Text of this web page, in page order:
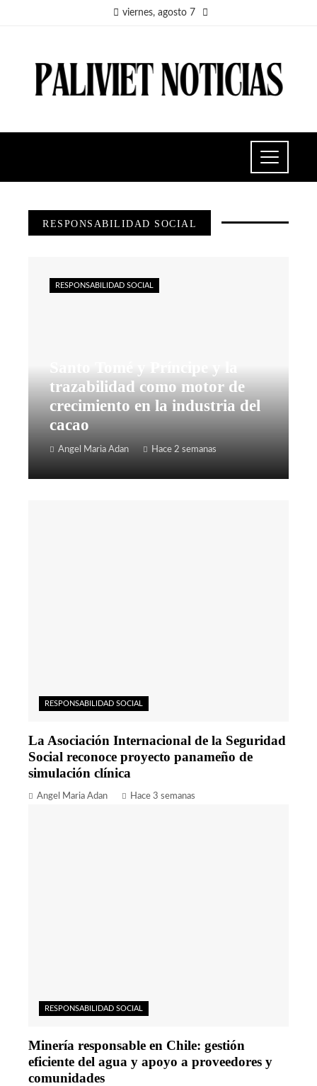
viernes, agosto 7
RESPONSABILIDAD SOCIAL
trazabilidad como motor de
crecimiento en la industria del
cacao
Angel Maria Adan Hace 2 semanas
RESPONSABILIDAD SOCIAL
RESPONSABILIDAD SOCIAL
La Asociación Internacional de la Seguridad
Social reconoce proyecto panameño de
simulación clínica
Angel Maria Adan Hace 3 semanas
RESPONSABILIDAD SOCIAL
Minería responsable en Chile: gestión
eficiente del agua y apoyo a proveedores y
comunidades